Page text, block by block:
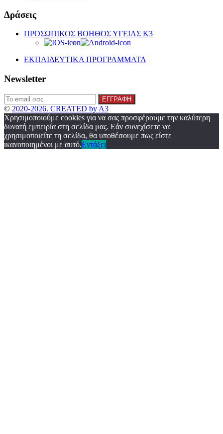
Δράσεις
ΠΡΟΣΩΠΙΚΟΣ ΒΟΗΘΟΣ ΥΓΕΙΑΣ K3
ΕΚΠΑΙΔΕΥΤΙΚΑ ΠΡΟΓΡΑΜΜΑΤΑ
Newsletter
© 2020-2026. CREATED by A3
Χρησιμοποιούμε cookies για να σας προσφέρουμε την καλύτερη
δυνατή εμπειρία στη σελίδα μας. Εάν συνεχίσετε να
χρησιμοποιείτε τη σελίδα, θα υποθέσουμε πως είστε
ικανοποιημένοι με αυτό.Εντάξει